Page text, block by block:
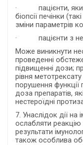
· пацієнти, яким
біопсії печінки
зміни параметрів
· пацієнти з
Може виникнути
проведенні
підвищенні дози;
рівня
порушення
доза препаратів,
нестероїдні
7. Унаслідок дії
ослабляти реакцію
результати
також особлива